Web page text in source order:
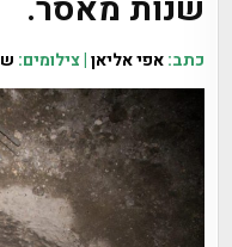
כתב:אפי אליאן| צילומים: